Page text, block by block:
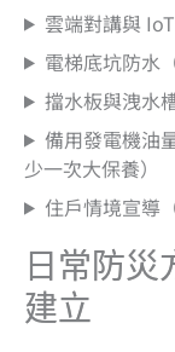
雲端對講與
電梯底坑防水
擋水板與洩水
備用發電機油
少一次大保養）
住戶情境宣導
日常防災
建立